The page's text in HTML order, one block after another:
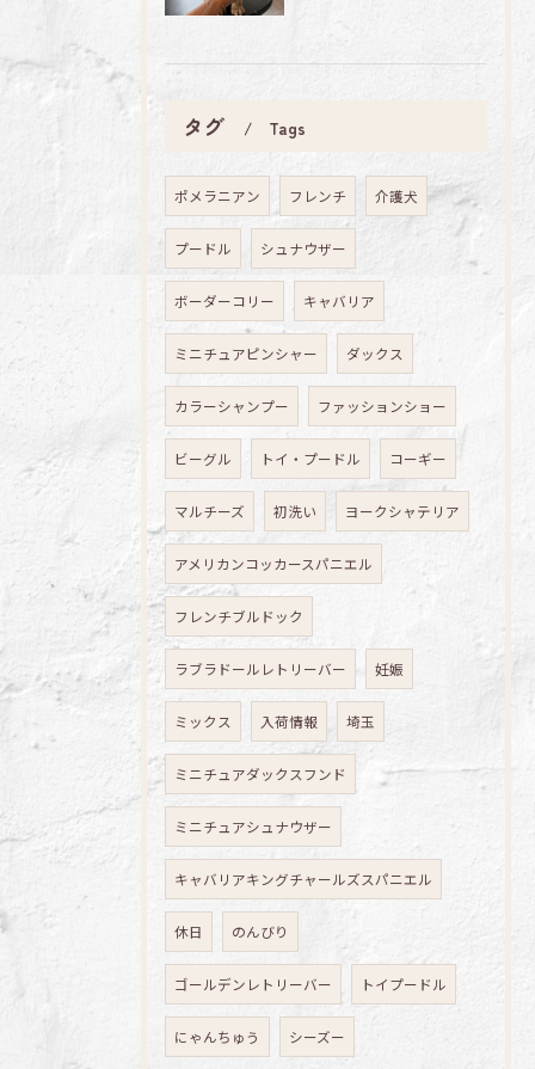
タグ Tags
ポメラニアン フレンチ 介護犬
プードル シュナウザー
ボーダーコリー キャバリア
ミニチュアピンシャー ダックス
カラーシャンプー ファッションショー
ビーグル トイ・プードル コーギー
マルチーズ 初洗い ヨークシャテリア
アメリカンコッカースパニエル
フレンチブルドック
ラブラドールレトリーバー 妊娠
ミックス 入荷情報 埼玉
ミニチュアダックスフンド
ミニチュアシュナウザー
キャバリアキングチャールズスパニエル
休日 のんびり
ゴールデンレトリーバー トイプードル
にゃんちゅう シーズー